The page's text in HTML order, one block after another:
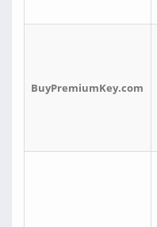
BuyPremiumKey.com